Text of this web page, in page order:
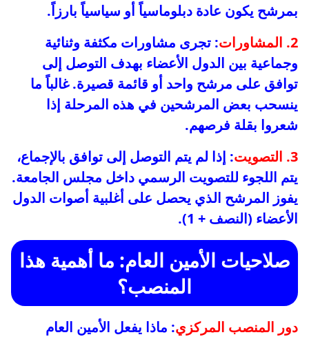
بمرشح يكون عادة دبلوماسياً أو سياسياً بارزاً.
2. المشاورات
: تجرى مشاورات مكثفة وثنائية
وجماعية بين الدول الأعضاء بهدف التوصل إلى
توافق على مرشح واحد أو قائمة قصيرة. غالباً ما
ينسحب بعض المرشحين في هذه المرحلة إذا
شعروا بقلة فرصهم.
3. التصويت
: إذا لم يتم التوصل إلى توافق بالإجماع،
يتم اللجوء للتصويت الرسمي داخل مجلس الجامعة.
يفوز المرشح الذي يحصل على أغلبية أصوات الدول
الأعضاء (النصف + 1).
صلاحيات الأمين العام: ما أهمية هذا
المنصب؟
دور المنصب المركزي: ماذا يفعل الأمين العام